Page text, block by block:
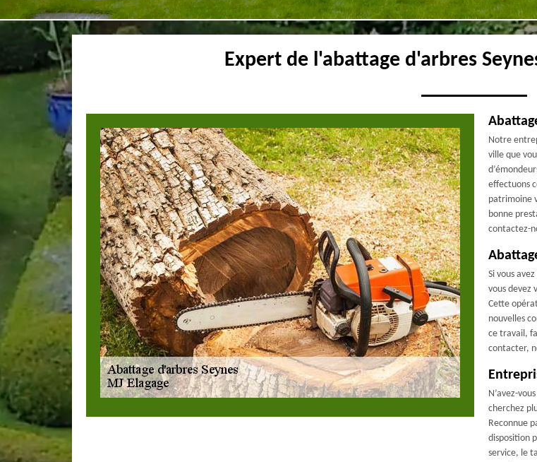
Expert de l'abattage d'arbres
Notre
ville que
effectuons
patrimoine
bonne
contactez-
Si vous
vous devez
Cette
nouvelles
ce travail,
contacter,
N’avez-
cherchez
Reconnue
disposition
service, le